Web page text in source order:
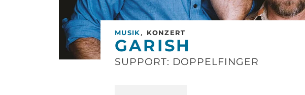
MUSIK, KONZERT
GARISH
SUPPORT: DOPPELFINGER